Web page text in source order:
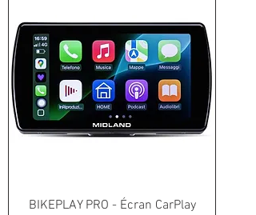
BIKEPLAY PRO - Écran CarPlay